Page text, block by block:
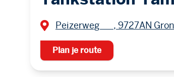
Peizerweg , 9727AN
Plan je route